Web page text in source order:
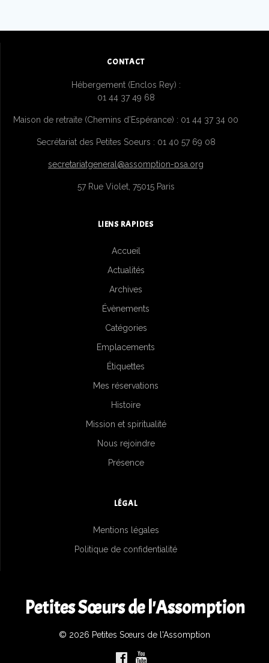
CONTACT
Hébergement (Enclos Rey) :
01 44 37 49 68
Maison de retraite (Chemins d’Espérance) : 01 44 37 34 00
Secrétariat des Petites Soeurs : 01 40 57 69 08
secretariatgeneral@assomption-psa.org
57 Rue Violet, 75015 Paris
LIENS RAPIDES
Accueil
Actualités
Archives
Évènements
Catégories
Emplacements
Étiquettes
Mes réservations
Histoire
Mission et spiritualité
Nous rejoindre
Présence
LÉGAL
Mentions légales
Politique de confidentialité
Petites Sœurs de l'Assomption
© 2026 Petites Sœurs de l'Assomption